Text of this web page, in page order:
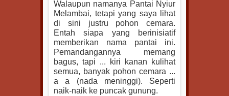
Walaupun namanya Pantai Nyiur
Melambai, tetapi yang saya lihat
di sini justru pohon cemara.
Entah siapa yang berinisiatif
memberikan nama pantai ini.
Pemandangannya memang
bagus, tapi ... kiri kanan kulihat
semua, banyak pohon cemara ...
a a (nada meninggi). Seperti
naik-naik ke puncak gunung.